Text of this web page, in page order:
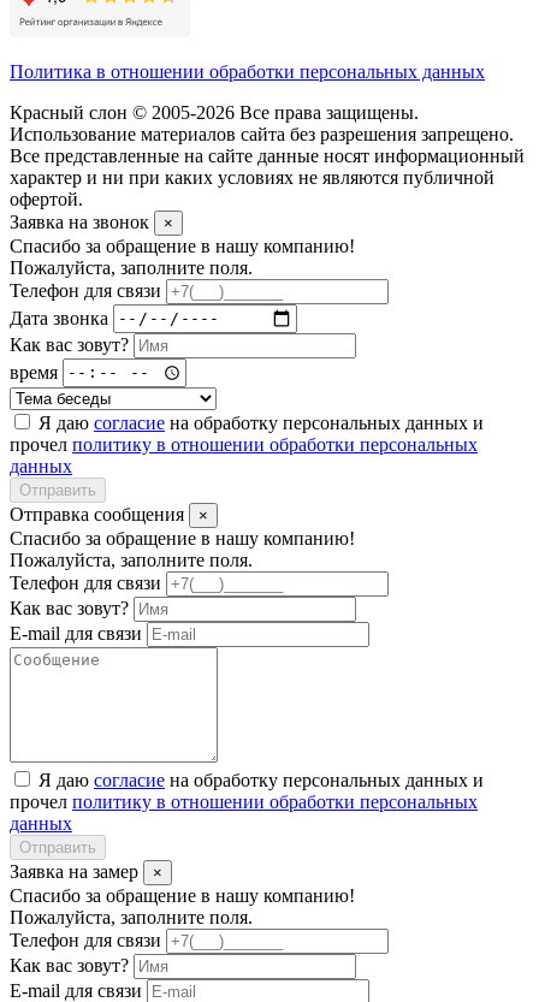
Политика в отношении обработки персональных данных
Красный слон © 2005-2026 Все права защищены.
Использование материалов сайта без разрешения запрещено.
Все представленные на сайте данные носят информационный
характер и ни при каких условиях не являются публичной
офертой.
Заявка на звонок
×
Спасибо за обращение в нашу компанию!
Пожалуйста, заполните поля.
Телефон для связи
Дата звонка
Как вас зовут?
время
Я даю согласие на обработку персональных данных и
прочел политику в отношении обработки персональных
данных
Отправить
Отправка сообщения ×
Спасибо за обращение в нашу компанию!
Пожалуйста, заполните поля.
Телефон для связи
Как вас зовут?
E-mail для связи
Я даю согласие на обработку персональных данных и
прочел политику в отношении обработки персональных
данных
Отправить
Заявка на замер ×
Спасибо за обращение в нашу компанию!
Пожалуйста, заполните поля.
Телефон для связи
Как вас зовут?
E-mail для связи